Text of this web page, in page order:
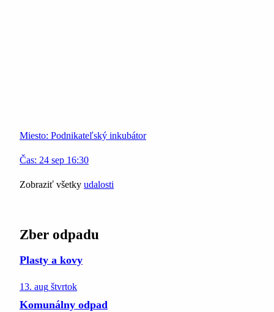
Miesto: Podnikateľský inkubátor
Čas: 24 sep 16:30
Zobraziť všetky udalosti
Zber odpadu
Plasty a kovy
13. aug štvrtok
Komunálny odpad